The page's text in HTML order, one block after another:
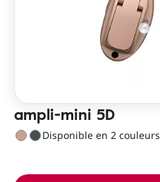
ampli-mini 5D
Disponible en 2 couleurs